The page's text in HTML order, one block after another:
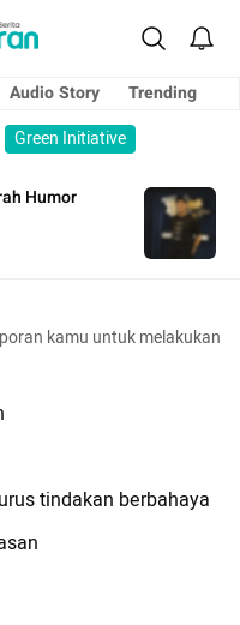
Audio Story
Trending
Green Initiative
Humor
kamu untuk melakukan
tindakan berbahaya